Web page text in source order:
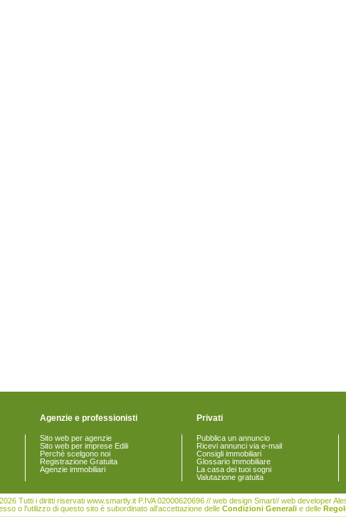
Agenzie e professionisti
Sito web per agenzie
Sito web per imprese Edili
Perchè scelgono noi
Registrazione Gratuita
Agenzie immobiliari
Privati
Pubblica un annuncio
Ricevi annunci via e-mail
Consigli immobiliari
Glossario immobiliare
La casa dei tuoi sogni
Valutazione gratuita
Tutti i diritti riservati www.smartly.it P.IVA 02000620696 // web design Smart// web developer
o l'utilizzo di questo sito è subordinato all'accettazione delle Condizioni Generali e delle